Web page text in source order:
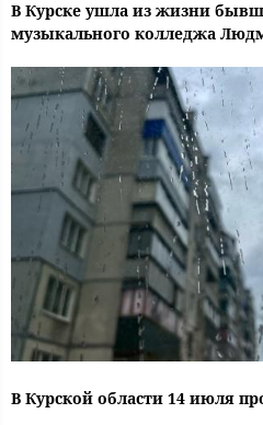
В Курске ушла из жизни
музыкального колледжа
В Курской области 14 июля